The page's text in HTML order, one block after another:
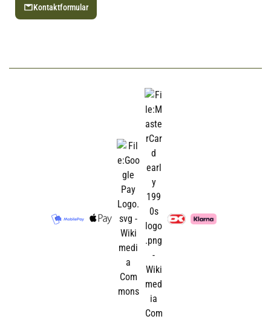
Kontaktformular